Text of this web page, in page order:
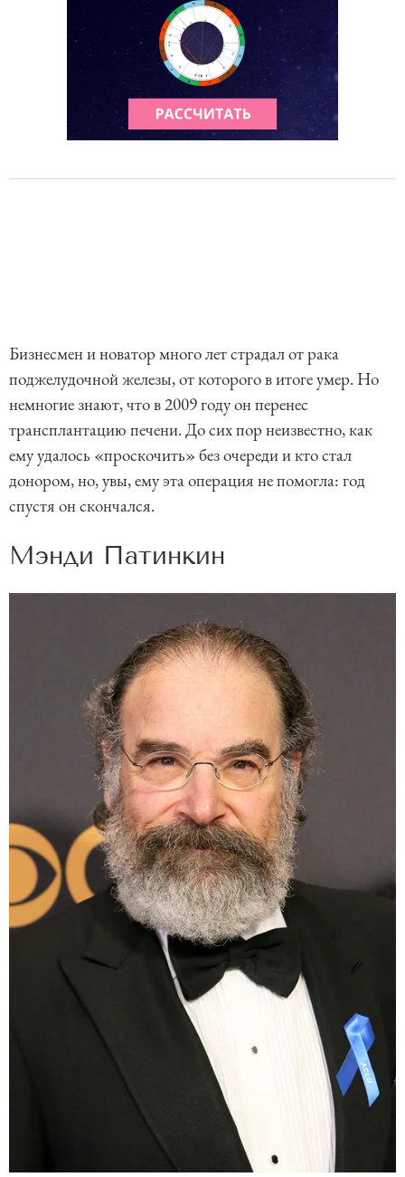
Бизнесмен и новатор много лет страдал от рака
поджелудочной железы, от которого в итоге умер. Но
немногие знают, что в 2009 году он перенес
трансплантацию печени. До сих пор неизвестно, как
ему удалось «проскочить» без очереди и кто стал
донором, но, увы, ему эта операция не помогла: год
спустя он скончался.
Мэнди Патинкин